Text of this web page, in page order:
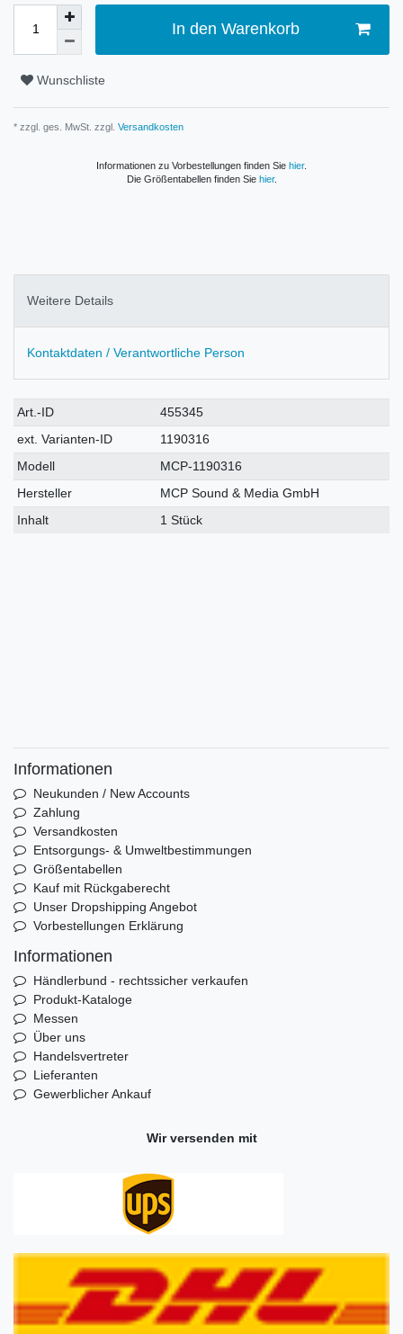
In den Warenkorb
Wunschliste
* zzgl. ges. MwSt. zzgl. Versandkosten
Informationen zu Vorbestellungen finden Sie hier.
Die Größentabellen finden Sie hier.
Weitere Details
Kontaktdaten / Verantwortliche Person
Technisches
Merkmal
Wert
Art.-ID
455345
ext. Varianten-ID
1190316
Modell
MCP-1190316
Hersteller
MCP Sound & Media GmbH
Inhalt
1 Stück
Informationen
Neukunden / New Accounts
Zahlung
Versandkosten
Entsorgungs- & Umweltbestimmungen
Größentabellen
Kauf mit Rückgaberecht
Unser Dropshipping Angebot
Vorbestellungen Erklärung
Informationen
Händlerbund - rechtssicher verkaufen
Produkt-Kataloge
Messen
Über uns
Handelsvertreter
Lieferanten
Gewerblicher Ankauf
Wir versenden mit